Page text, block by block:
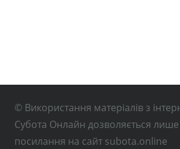
© Використання матеріалів з
Субота Онлайн дозволяється
посилання на сайт subota.online